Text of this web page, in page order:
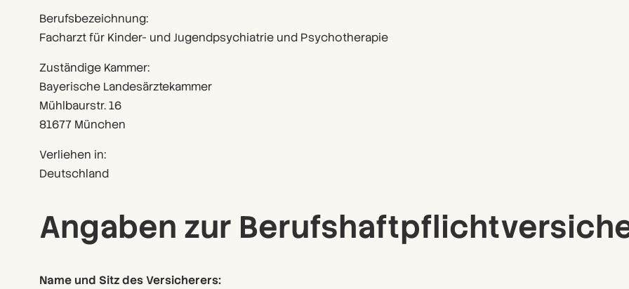
Berufsbezeichnung:
Facharzt für Kinder- und Jugendpsychiatrie und Psychotherapie
Zuständige Kammer:
Bayerische Landesärztekammer
Mühlbaurstr. 16
81677 München
Verliehen in:
Deutschland
Angaben zur
Name und Sitz des Versicherers: